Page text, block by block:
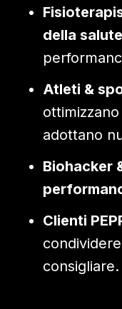
della salute
Atleti &
adottano
Biohacker
Clienti
consigliare.